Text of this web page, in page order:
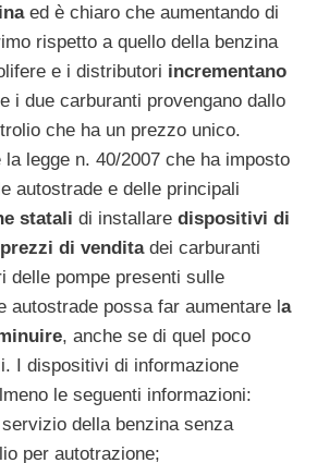
ed è chiaro che aumentando di
rispetto a quello della benzina
e i distributori incrementano
i due carburanti provengano dallo
che ha un prezzo unico.
legge n. 40/2007 che ha imposto
autostrade e delle principali
statali di installare dispositivi di
prezzi di venditadei carburanti
delle pompe presenti sulle
autostrade possa far aumentare la
, anche se di quel poco
I dispositivi di informazione
le seguenti informazioni:
della benzina senza
per autotrazione;